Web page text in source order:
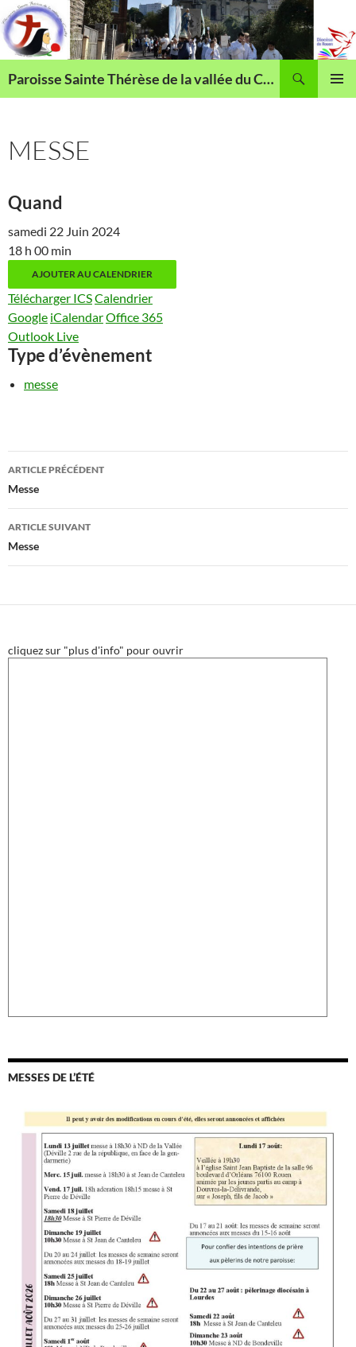
Aller
au
contenu
Paroisse Sainte Thérèse de la vallée du Cailly
MESSE
Quand
samedi 22 Juin 2024
18 h 00 min
AJOUTER AU CALENDRIER
Télécharger ICSCalendrier
Google iCalendarOffice 365
Outlook Live
Type d’évènement
messe
Navigation
des
articles
ARTICLE PRÉCÉDENT
Messe
ARTICLE SUIVANT
Messe
cliquez sur "plus d'info" pour ouvrir
MESSES DE L’ÉTÉ